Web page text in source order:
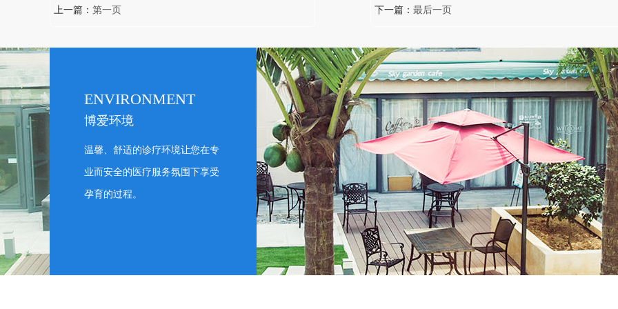
上一篇： 第一页 下一篇： 最后一页
ENVIRONMENT
博爱环境
温馨、舒适的诊疗环境让您在专
业而安全的医疗服务氛围下享受
孕育的过程。